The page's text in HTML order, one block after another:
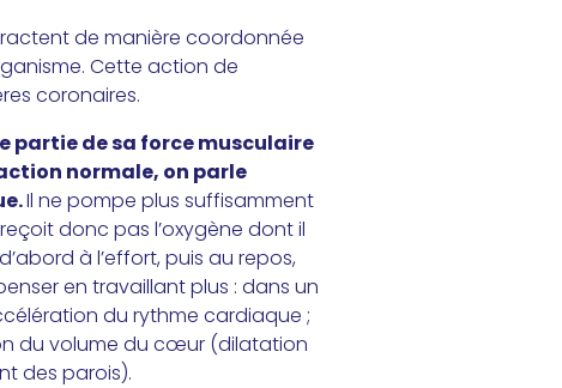
de manière coordonnée
Cette action de
coronaires.
partie de sa force musculaire
normale, on parle
Il ne pompe plus suffisamment
donc pas l’oxygène dont il
à l’effort, puis au repos,
en travaillant plus : dans un
du rythme cardiaque ;
du volume du cœur (dilatation
des parois).